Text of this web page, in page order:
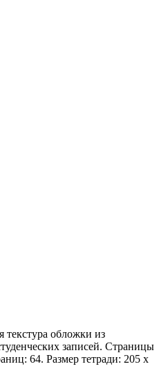
обложки из
записей. Страницы
64. Размер тетради: 205 х